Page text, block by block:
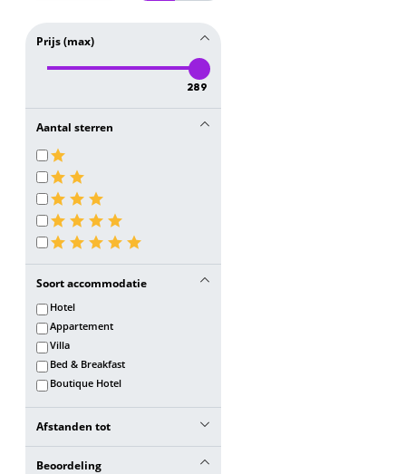
Prijs (max)
289
Aantal sterren
Soort accommodatie
Hotel
Appartement
Villa
Bed & Breakfast
Boutique Hotel
Afstanden tot
Beoordeling